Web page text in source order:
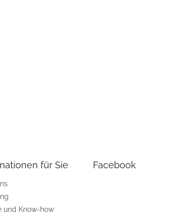
für Sie
und Know-how
Facebook